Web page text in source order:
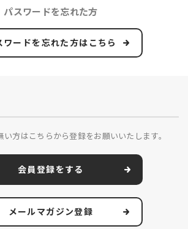
パスワードを忘れた方
ワードを忘れた方はこちら
方はこちらから登録をお願いいたします。
会員登録をする
メールマガジン登録